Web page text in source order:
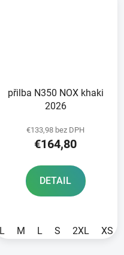
- 50 cm) L (obvod 51
přilba N350 NOX khaki
2026
€133,98 bez DPH
€164,80
DETAIL
M L S 2XL XS